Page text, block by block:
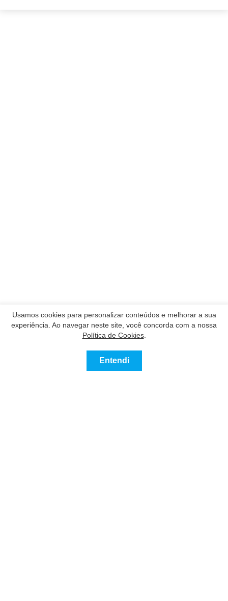
Usamos cookies para personalizar conteúdos e melhorar a sua
experiência. Ao navegar neste site, você concorda com a nossa
Política de Cookies.
Entendi